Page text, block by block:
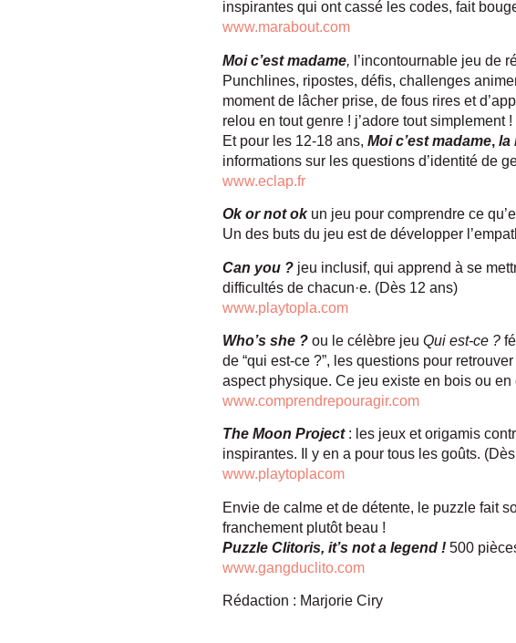
inspirantes qui ont cassé les codes, fait
www.marabout.com
Moi c’est madame, l’incontournable jeu de
Punchlines, ripostes, défis, challenges
moment de lâcher prise, de fous rires et
relou en tout genre ! j’adore tout simplement
Et pour les 12-18 ans, Moi c’est madame, la
informations sur les questions d’identité de
www.eclap.fr
Ok or not ok un jeu pour comprendre ce
Un des buts du jeu est de développer
Can you ? jeu inclusif, qui apprend à se
difficultés de chacun·e. (Dès 12 ans)
www.playtopla.com
Who’s she ? ou le célèbre jeu Qui est-ce ?
de “qui est-ce ?”, les questions pour
aspect physique. Ce jeu existe en bois ou
www.comprendrepouragir.com
The Moon Project : les jeux et origamis
inspirantes. Il y en a pour tous les goûts.
www.playtoplacom
Envie de calme et de détente, le puzzle fait
franchement plutôt beau !
Puzzle Clitoris, it’s not a legend ! 500
www.gangduclito.com
Rédaction : Marjorie Ciry